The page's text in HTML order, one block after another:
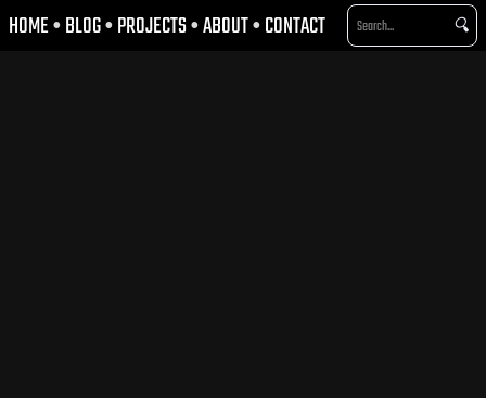
HOME • BLOG• PROJECTS•ABOUT• CONTACT 🔍